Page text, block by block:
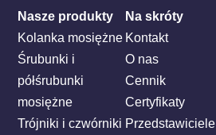
Nasze produkty
Kolanka mosiężne
Śrubunki i
półśrubunki
mosiężne
Trójniki i czwórniki
Na skróty
Kontakt
O nas
Cennik
Certyfikaty
Przedstawiciele